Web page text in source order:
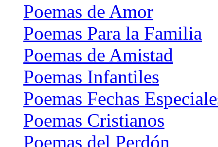
Poemas de Amor
Poemas Para la Familia
Poemas de Amistad
Poemas Infantiles
Poemas Fechas
Poemas Cristianos
Poemas del Perdón